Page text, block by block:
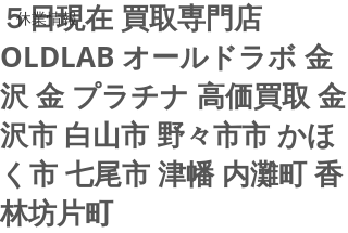
休業情報
５日現在 買取専門店
OLDLAB オールドラボ 金
沢 金 プラチナ 高価買取 金
沢市 白山市 野々市市 かほ
く市 七尾市 津幡 内灘町 香
林坊片町